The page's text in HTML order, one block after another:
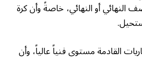
أو النهائي، خاصةً وأن كرة
القادمة مستوى فنياً عالياً، وأن